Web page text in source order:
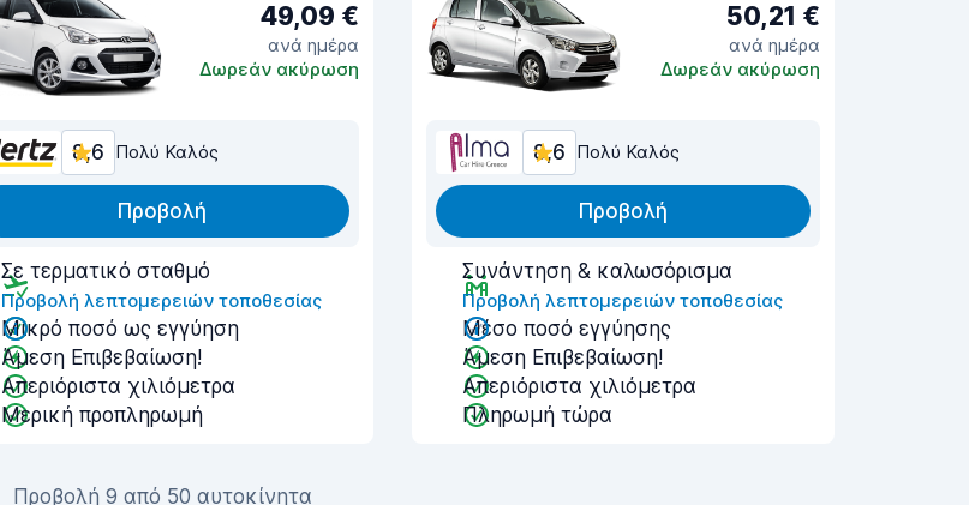
49,09 €
ανά ημέρα
Δωρεάν ακύρωση
8,6 Πολύ Καλός
Προβολή
Σε τερματικό σταθμό
Προβολή λεπτομερειών τοποθεσίας
Μικρό ποσό ως εγγύηση
Άμεση Επιβεβαίωση!
Απεριόριστα χιλιόμετρα
Μερική προπληρωμή
50,21 €
ανά ημέρα
Δωρεάν ακύρωση
8,6 Πολύ Καλός
Προβολή
Συνάντηση & καλωσόρισμα
Προβολή λεπτομερειών τοποθεσίας
Μέσο ποσό εγγύησης
Άμεση Επιβεβαίωση!
Απεριόριστα χιλιόμετρα
Πληρωμή τώρα
Προβολή 9 από 50 αυτοκίνητα